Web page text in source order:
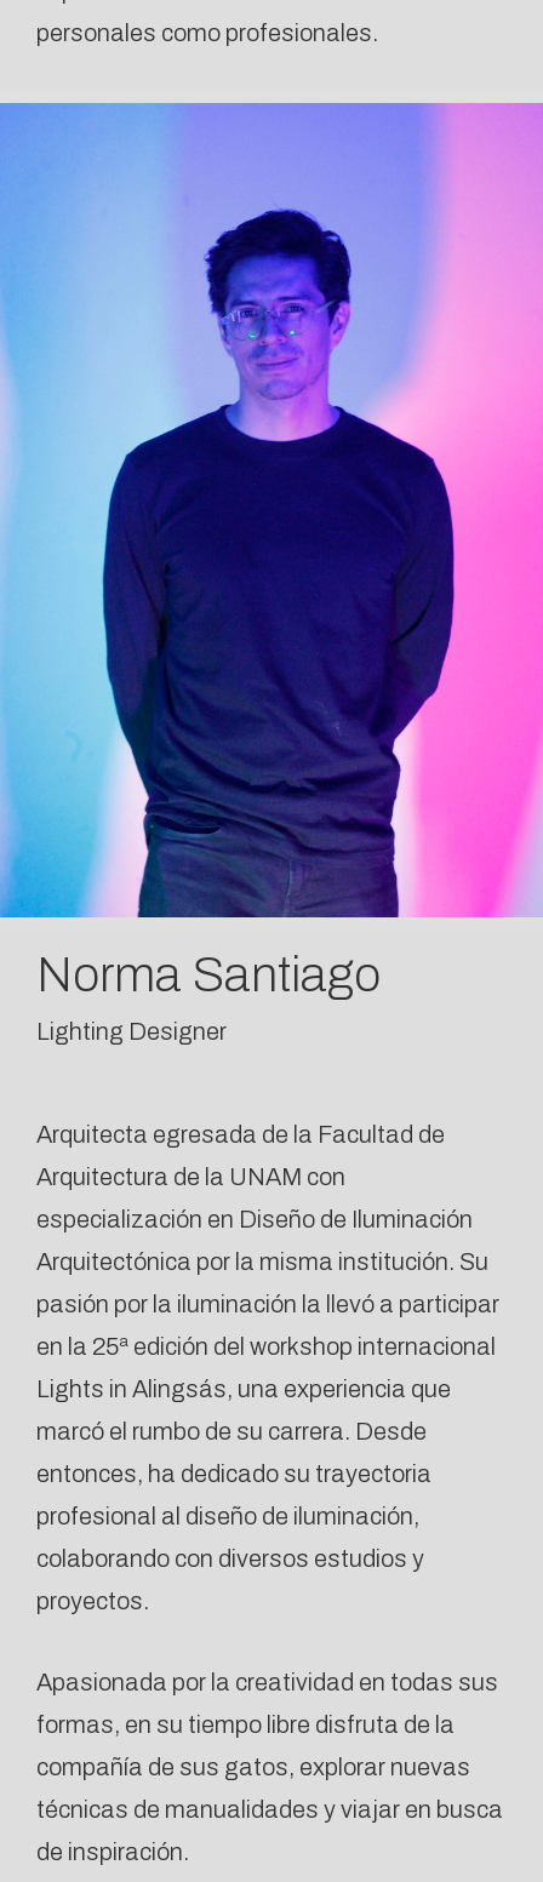
personales como profesionales.
Norma Santiago
Lighting Designer
Arquitecta egresada de la Facultad de
Arquitectura de la UNAM con
especialización en Diseño de Iluminación
Arquitectónica por la misma institución. Su
pasión por la iluminación la llevó a participar
en la 25ª edición del workshop internacional
Lights in Alingsás, una experiencia que
marcó el rumbo de su carrera. Desde
entonces, ha dedicado su trayectoria
profesional al diseño de iluminación,
colaborando con diversos estudios y
proyectos.
Apasionada por la creatividad en todas sus
formas, en su tiempo libre disfruta de la
compañía de sus gatos, explorar nuevas
técnicas de manualidades y viajar en busca
de inspiración.